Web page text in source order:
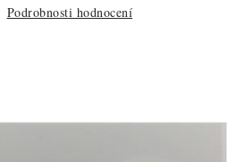
Podrobnosti hodnocení